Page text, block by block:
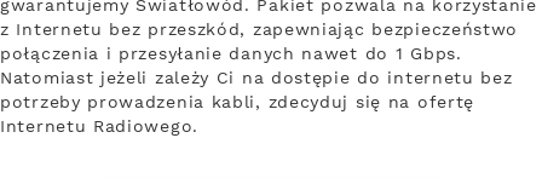
gwarantujemy Światłowód. Pakiet pozwala na korzystanie
z Internetu bez przeszkód, zapewniając bezpieczeństwo
połączenia i przesyłanie danych nawet do 1 Gbps.
Natomiast jeżeli zależy Ci na dostępie do internetu bez
potrzeby prowadzenia kabli, zdecyduj się na ofertę
Internetu Radiowego.